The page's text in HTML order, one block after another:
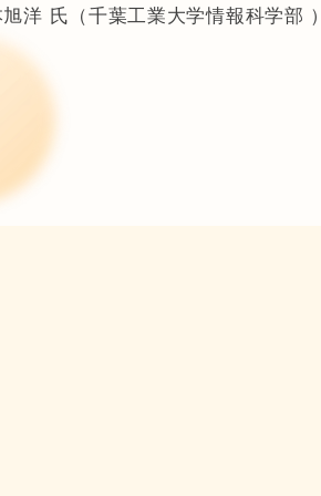
洋 氏（千葉工業大学情報科学部 ）